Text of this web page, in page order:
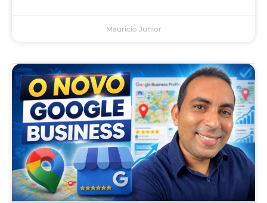
Mauricio Junior